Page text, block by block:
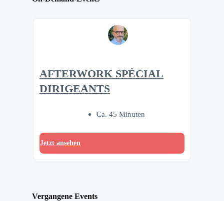
AFTERWORK SPÉCIAL
DIRIGEANTS
Ca. 45 Minuten
Jetzt ansehen
Vergangene Events